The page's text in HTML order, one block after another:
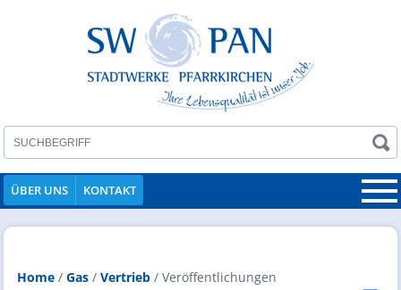
ÜBER UNS KONTAKT
Home / Gas / Vertrieb / Veröffentlichungen